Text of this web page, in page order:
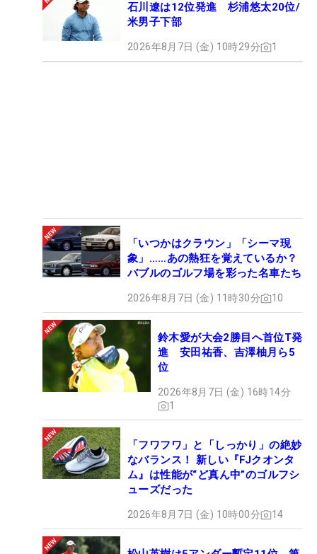
石川遼は12位発進 杉浦悠太20位/
米男子下部
2026年8月7日 (金) 10時29分 1
「いつかはクラウン」「シーマ現
象」……あの熱狂を覚えているか？
バブルのゴルフ場を彩った名車たち
2026年8月7日 (金) 11時30分 10
鈴木愛が大会2勝目へ首位T発
進 安田祐香、吉澤柚月ら5
位
2026年8月7日 (金) 16時14分
1
「フワフワ」と「しっかり」の絶妙
なバランス！ 新しい『FJクオンタ
ム』は性能が“ど真ん中”のゴルフシ
ューズだった
2026年8月7日 (金) 10時00分 14